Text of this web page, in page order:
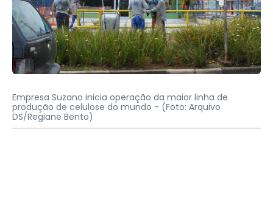
Empresa Suzano inicia operação da maior linha de
produção de celulose do mundo - (Foto: Arquivo
DS/Regiane Bento)